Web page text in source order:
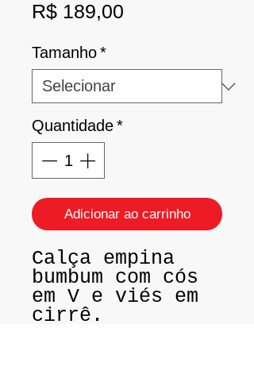
R$ 189,00
Tamanho*
Quantidade*
Adicionar ao carrinho
Calça empina
bumbum com cós
em V e viés em
cirrê.